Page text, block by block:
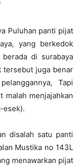
Puluhan panti pijat
yang berkedok
di surabaya
tersebut juga benar
Tapi
malah menjajahkan
esek).
disalah satu panti
Mustika no 143L
menawarkan pijat